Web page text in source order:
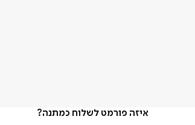
איזה פורמט לשלוח כמתנה?